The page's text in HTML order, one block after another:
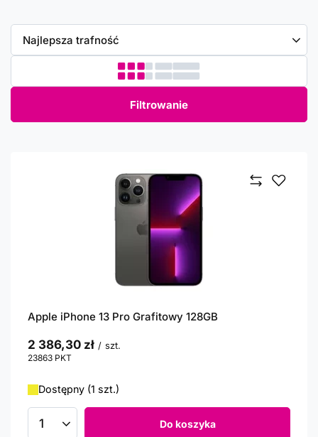
Zmień sortowanie
Najlepsza trafność
Filtrowanie
Apple iPhone 13 Pro Grafitowy 128GB
2 386,30 zł / szt.
23863 PKT
Dostępny (1 szt.)
Ilość produktów Do koszyka